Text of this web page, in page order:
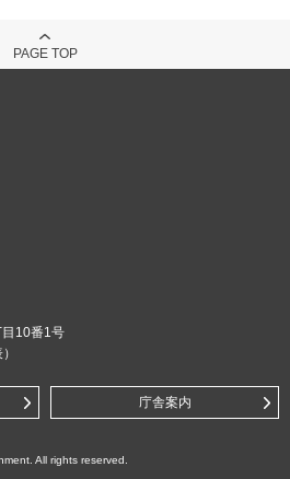
PAGE TOP
10番1号
庁舎案内
All rights reserved.